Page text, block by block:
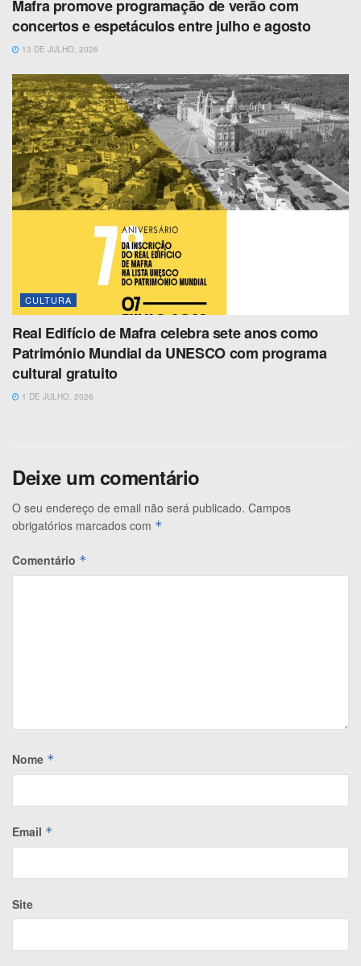
Mafra promove programação de verão com
concertos e espetáculos entre julho e agosto
13 DE JULHO, 2026
CULTURA
Real Edifício de Mafra celebra sete anos como
Património Mundial da UNESCO com programa
cultural gratuito
1 DE JULHO, 2026
Deixe um comentário
O seu endereço de email não será publicado. Campos
obrigatórios marcados com *
Comentário *
Nome *
Email *
Site